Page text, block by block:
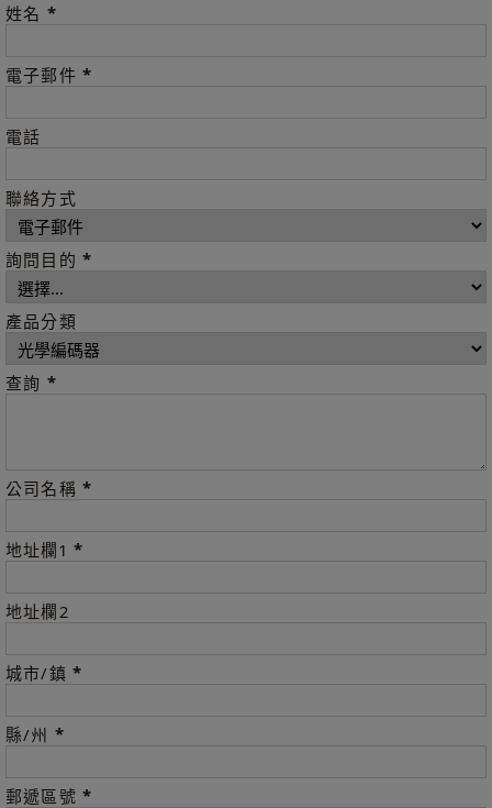
姓名 *
電子郵件 *
電話
聯絡方式
詢問目的 *
產品分類
查詢 *
公司名稱 *
地址欄1 *
地址欄2
城市/鎮*
縣/州 *
郵遞區號 *